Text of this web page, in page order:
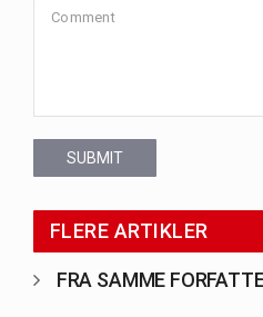
SUBMIT
FLERE ARTIKLER
FRA SAMME